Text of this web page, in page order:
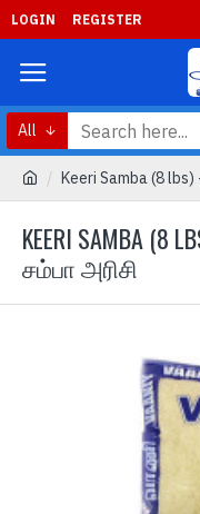
LOGIN REGISTER
All
Keeri Samba (8 lbs)
KEERI SAMBA (8
சம்பா அரிசி